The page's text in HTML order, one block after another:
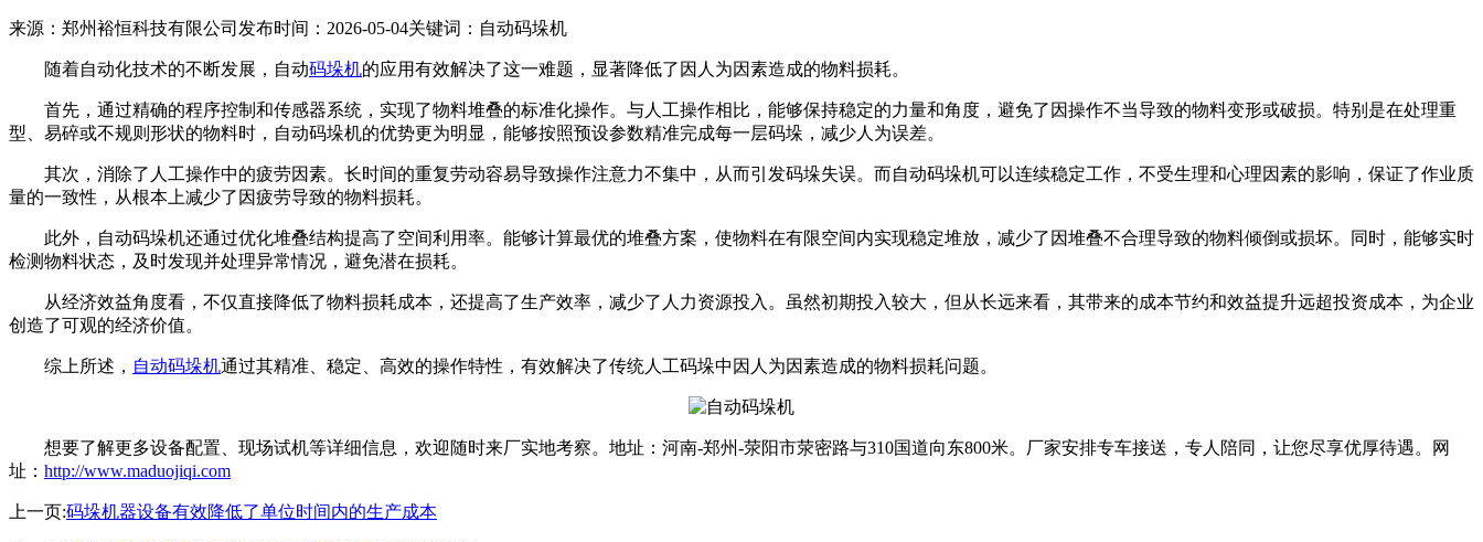
来源：郑州裕恒科技有限公司 发布时间：2026-05-04关键词：自动码垛机
随着自动化技术的不断发展，自动码垛机的应用有效解决了这一难题，显著降低了因人为因素造成的物料损耗。
首先，通过精确的程序控制和传感器系统，实现了物料堆叠的标准化操作。与人工操作相比，能够保持稳定的力量和角度，避免了因操作不当导致的物料变形或破损。特别是在处理重
型、易碎或不规则形状的物料时，自动码垛机的优势更为明显，能够按照预设参数精准完成每一层码垛，减少人为误差。
其次，消除了人工操作中的疲劳因素。长时间的重复劳动容易导致操作注意力不集中，从而引发码垛失误。而自动码垛机可以连续稳定工作，不受生理和心理因素的影响，保证了作业质
量的一致性，从根本上减少了因疲劳导致的物料损耗。
此外，自动码垛机还通过优化堆叠结构提高了空间利用率。能够计算最优的堆叠方案，使物料在有限空间内实现稳定堆放，减少了因堆叠不合理导致的物料倾倒或损坏。同时，能够实时
检测物料状态，及时发现并处理异常情况，避免潜在损耗。
从经济效益角度看，不仅直接降低了物料损耗成本，还提高了生产效率，减少了人力资源投入。虽然初期投入较大，但从长远来看，其带来的成本节约和效益提升远超投资成本，为企业
创造了可观的经济价值。
综上所述， 自动码垛机通过其精准、稳定、高效的操作特性，有效解决了传统人工码垛中因人为因素造成的物料损耗问题。
想要了解更多设备配置、现场试机等详细信息，欢迎随时来厂实地考察。地址：河南-郑州-荥阳市荥密路与310国道向东800米。厂家安排专车接送，专人陪同，让您尽享优厚待遇。网
址： http://www.maduojiqi.com
上一页:码垛机器设备有效降低了单位时间内的生产成本